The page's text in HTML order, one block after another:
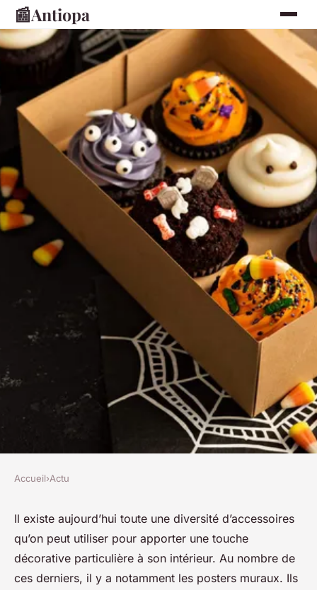
📰Antiopa
Pourquoi et comment choisir
un poster mural ?
josèphe•14 octobre 2023•2 min de lecture
Accueil›Actu
Il existe aujourd’hui toute une diversité d’accessoires
qu’on peut utiliser pour apporter une touche
décorative particulière à son intérieur. Au nombre de
ces derniers, il y a notamment les posters muraux. Ils